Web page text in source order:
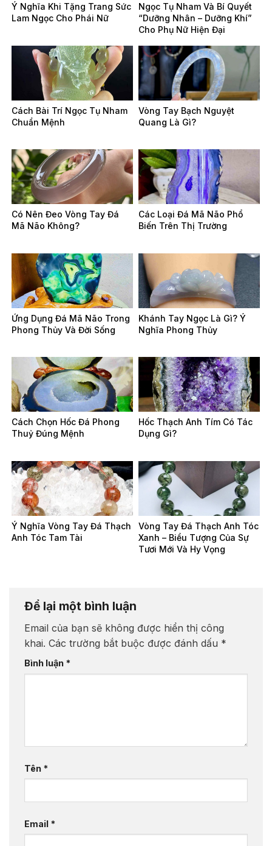
Ý Nghĩa Khi Tặng Trang Sức
Lam Ngọc Cho Phái Nữ
Ngọc Tụ Nham Và Bí Quyết
“Dưỡng Nhân – Dưỡng Khí”
Cho Phụ Nữ Hiện Đại
Cách Bài Trí Ngọc Tụ Nham
Chuẩn Mệnh
Vòng Tay Bạch Nguyệt
Quang Là Gì?
Có Nên Đeo Vòng Tay Đá
Mã Não Không?
Các Loại Đá Mã Não Phổ
Biến Trên Thị Trường
Ứng Dụng Đá Mã Não Trong
Phong Thủy Và Đời Sống
Khánh Tay Ngọc Là Gì? Ý
Nghĩa Phong Thủy
Cách Chọn Hốc Đá Phong
Thuỷ Đúng Mệnh
Hốc Thạch Anh Tím Có Tác
Dụng Gì?
Ý Nghĩa Vòng Tay Đá Thạch
Anh Tóc Tam Tài
Vòng Tay Đá Thạch Anh Tóc
Xanh – Biểu Tượng Của Sự
Tươi Mới Và Hy Vọng
Để lại một bình luận
Email của bạn sẽ không được hiển thị công
khai. Các trường bắt buộc được đánh dấu *
Bình luận *
Tên *
Email *